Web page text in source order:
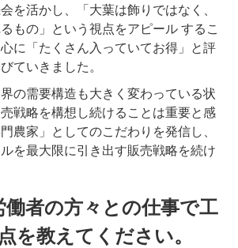
を活かし、「大葉は飾りではなく、
もの」という視点をアピール するこ
に「たくさん入っていてお得」と評
ていきました。
の需要構造も大きく変わっている状
戦略を構想し続けることは重要と感
農家」としてのこだわりを発信し、
を最大限に引き出す販売戦略を続け
働者の方々との仕事で工
を教えてください。